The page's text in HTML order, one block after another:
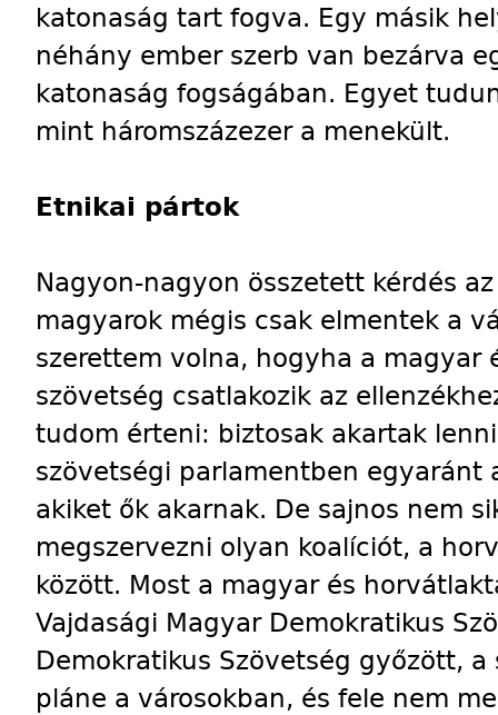
katonaság tart fogva. Egy másik
néhány ember szerb van bezárva
katonaság fogságában. Egyet
mint háromszázezer a menekült.
Etnikai pártok
Nagyon-nagyon összetett kérdés
magyarok mégis csak elmentek a
szerettem volna, hogyha a magyar
szövetség csatlakozik az
tudom érteni: biztosak akartak
szövetségi parlamentben egyaránt
akiket ők akarnak. De sajnos nem
megszervezni olyan koalíciót, a
között. Most a magyar és
Vajdasági Magyar Demokratikus
Demokratikus Szövetség győzött,
pláne a városokban, és fele nem